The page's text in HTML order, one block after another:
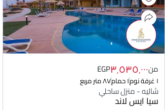
من٣٬٥٣٥٬٠٠٠EGP
١ غرفة نوم ١ حمام ٨٧ متر مربع
شاليه - منزل ساحلي
سيا ايس لاند